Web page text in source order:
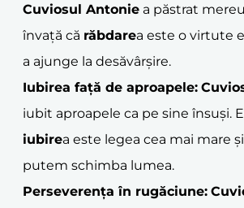
Cuviosul Antonie a păstrat mereu
învață că răbdarea este o virtute
a ajunge la desăvârșire.
Iubirea față de aproapele:
iubit aproapele ca pe sine însuși.
iubirea este legea cea mai mare
putem schimba lumea.
Perseverența în rugăciune: